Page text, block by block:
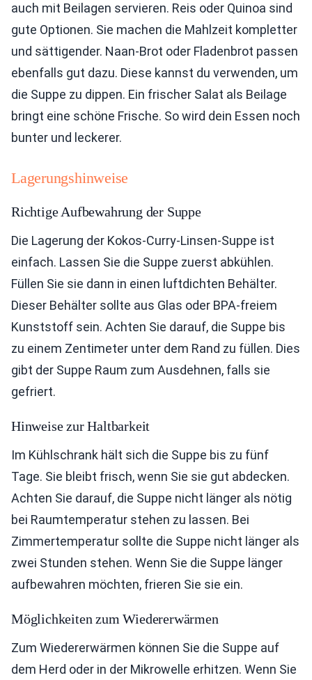
auch mit Beilagen servieren. Reis oder Quinoa sind
gute Optionen. Sie machen die Mahlzeit kompletter
und sättigender. Naan-Brot oder Fladenbrot passen
ebenfalls gut dazu. Diese kannst du verwenden, um
die Suppe zu dippen. Ein frischer Salat als Beilage
bringt eine schöne Frische. So wird dein Essen noch
bunter und leckerer.
Lagerungshinweise
Richtige Aufbewahrung der Suppe
Die Lagerung der Kokos-Curry-Linsen-Suppe ist
einfach. Lassen Sie die Suppe zuerst abkühlen.
Füllen Sie sie dann in einen luftdichten Behälter.
Dieser Behälter sollte aus Glas oder BPA-freiem
Kunststoff sein. Achten Sie darauf, die Suppe bis
zu einem Zentimeter unter dem Rand zu füllen. Dies
gibt der Suppe Raum zum Ausdehnen, falls sie
gefriert.
Hinweise zur Haltbarkeit
Im Kühlschrank hält sich die Suppe bis zu fünf
Tage. Sie bleibt frisch, wenn Sie sie gut abdecken.
Achten Sie darauf, die Suppe nicht länger als nötig
bei Raumtemperatur stehen zu lassen. Bei
Zimmertemperatur sollte die Suppe nicht länger als
zwei Stunden stehen. Wenn Sie die Suppe länger
aufbewahren möchten, frieren Sie sie ein.
Möglichkeiten zum Wiedererwärmen
Zum Wiedererwärmen können Sie die Suppe auf
dem Herd oder in der Mikrowelle erhitzen. Wenn Sie